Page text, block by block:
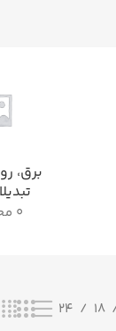
برق،
0 محصول
18
24